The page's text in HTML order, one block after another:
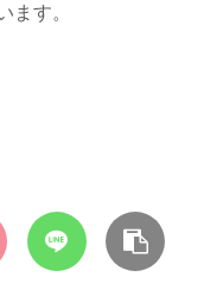
ます。